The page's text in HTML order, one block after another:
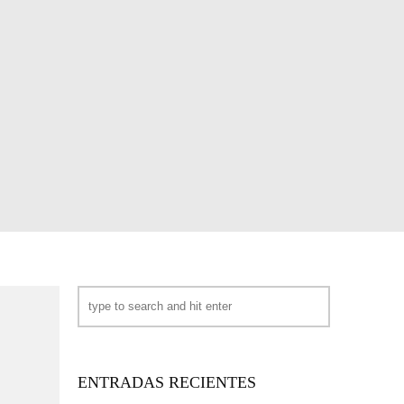
ENTRADAS RECIENTES